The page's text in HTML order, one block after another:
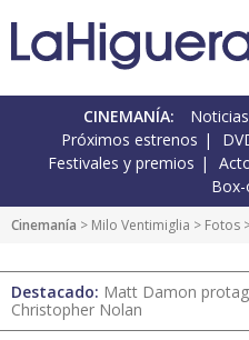
CINEMANÍA:
Próximos estrenos
Festivales y premios
Cinemanía > Milo Ventimiglia > Fotos
Destacado: Matt Damon
Christopher Nolan